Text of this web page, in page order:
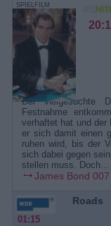
SPIELFILM
Der vielgesuchte
Festnahme
verhaftet hat und
er sich damit einen
ruhen wird, bis der
sich dabei gegen
stellen muss. Doch...
James Bond
01:15
Roads